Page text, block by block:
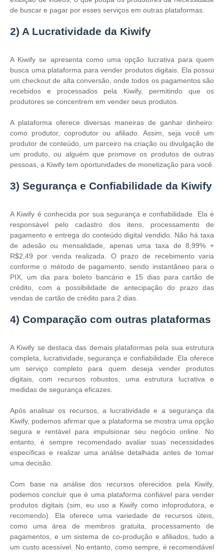
de buscar e pagar por esses serviços em outras plataformas​.
2) A Lucratividade da Kiwify
A Kiwify se apresenta como uma opção lucrativa para quem
busca uma plataforma para vender produtos digitais. Ela possui
um checkout de alta conversão, onde todos os pagamentos são
recebidos e processados pela Kiwify, permitindo que os
produtores se concentrem em vender seus produtos​.
A plataforma oferece diversas maneiras de ganhar dinheiro:
como produtor, coprodutor ou afiliado. Assim, seja você um
produtor de conteúdo, um parceiro na criação ou divulgação de
um produto, ou alguém que promove os produtos de outras
pessoas, a Kiwify tem oportunidades de monetização para você​.
3) Segurança e Confiabilidade da Kiwify
A Kiwify é conhecida por sua segurança e confiabilidade. Ela é
responsável pelo cadastro dos itens, processamento de
pagamento e entrega do conteúdo digital vendido. Não há taxa
de adesão ou mensalidade, apenas uma taxa de 8,99% +
R$2,49 por venda realizada. O prazo de recebimento varia
conforme o método de pagamento, sendo instantâneo para o
PIX, um dia para boleto bancário e 15 dias para cartão de
crédito, com a possibilidade de antecipação do prazo das
vendas de cartão de crédito para 2 dias​.
4) Comparação com outras plataformas
A Kiwify se destaca das demais plataformas pela sua estrutura
completa, lucratividade, segurança e confiabilidade. Ela oferece
um serviço completo para quem deseja vender produtos
digitais, com recursos robustos, uma estrutura lucrativa e
medidas de segurança eficazes.
Após analisar os recursos, a lucratividade e a segurança da
Kiwify, podemos afirmar que a plataforma se mostra uma opção
segura e rentável para impulsionar seu negócio online. No
entanto, é sempre recomendado avaliar suas necessidades
específicas e realizar uma análise detalhada antes de tomar
uma decisão.
Com base na análise dos recursos oferecidos pela Kiwify,
podemos concluir que é uma plataforma confiável para vender
produtos digitais (sim, eu uso a Kiwify como infoprodutora, e
recomendo). Ela oferece uma variedade de recursos úteis,
como uma área de membros gratuita, processamento de
pagamentos, e um sistema de co-produção e afiliados, tudo a
um custo acessível. No entanto, como sempre, é recomendável